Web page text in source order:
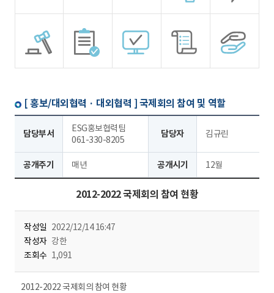
[ 홍보/대외협력 · 대외협력 ] 국제회의 참여 및 역할
담당부서
ESG홍보협력팀
061-330-8205
담당자 김규린
공개주기 매년 공개시기 12월
2012-2022 국제회의 참여 현황
작성일 2022/12/14 16:47
작성자 강한
조회수 1,091
2012-2022 국제회의 참여 현황